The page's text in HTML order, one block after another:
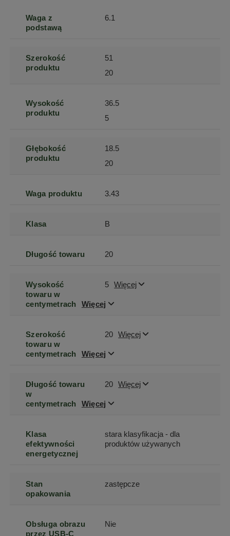
Waga z
podstawą
6.1
Szerokość
produktu
51
20
Wysokość
produktu
36.5
5
Głębokość
produktu
18.5
20
Waga produktu 3.43
Klasa B
Długość towaru 20
Wysokość
towaru w
centymetrach
Więcej
5 Więcej
Szerokość
towaru w
centymetrach
Więcej
20 Więcej
Długość towaru
w
centymetrach
Więcej
20 Więcej
Klasa
efektywności
energetycznej
stara klasyfikacja - dla
produktów używanych
Stan
opakowania
zastępcze
Obsługa obrazu
przez USB-C
Nie